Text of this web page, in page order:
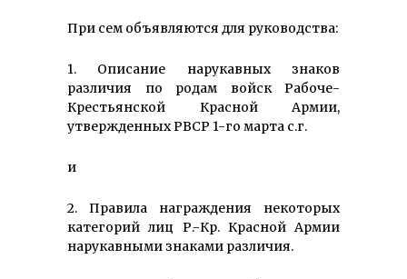
При сем объявляются для руководства:
1. Описание нарукавных знаков
различия по родам войск Рабоче-
Крестьянской Красной Армии,
утвержденных РВСР 1-го марта с.г.
и
2. Правила награждения некоторых
категорий лиц Р.-Кр. Красной Армии
нарукавными знаками различия.